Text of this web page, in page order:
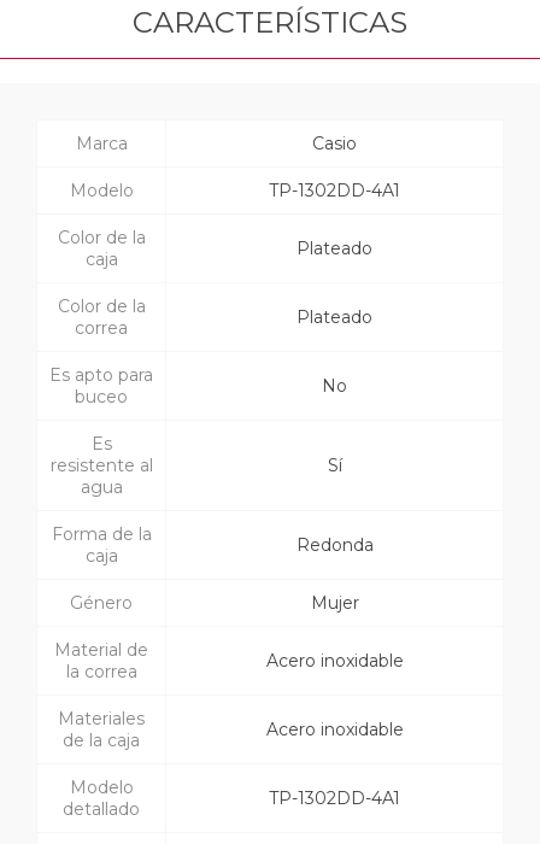
CARACTERÍSTICAS
Marca Casio
Modelo TP-1302DD-4A1
Color de la
caja
Plateado
Color de la
correa
Plateado
Es apto para
buceo
No
Es
resistente al
agua
Sí
Forma de la
caja
Redonda
Género Mujer
Material de
la correa
Acero inoxidable
Materiales
de la caja
Acero inoxidable
Modelo
detallado
TP-1302DD-4A1